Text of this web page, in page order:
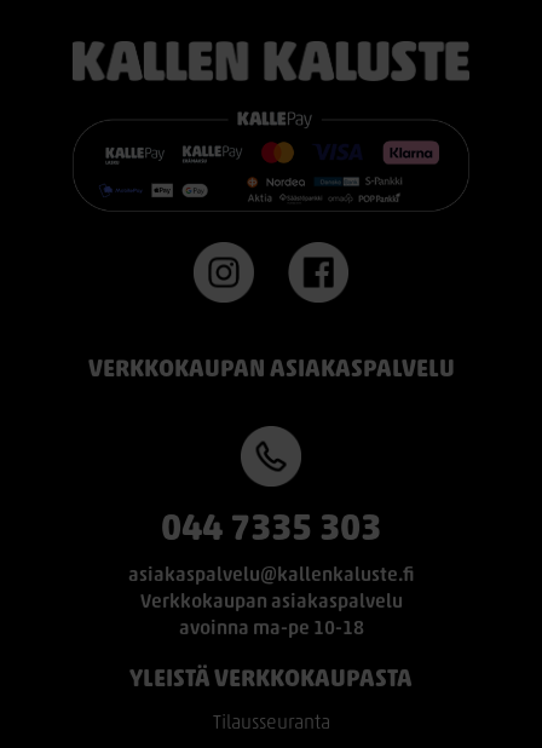
VERKKOKAUPAN ASIAKASPALVELU
044 7335 303
asiakaspalvelu@kallenkaluste.fi
Verkkokaupan asiakaspalvelu
avoinna ma-pe 10-18
YLEISTÄ VERKKOKAUPASTA
Tilausseuranta